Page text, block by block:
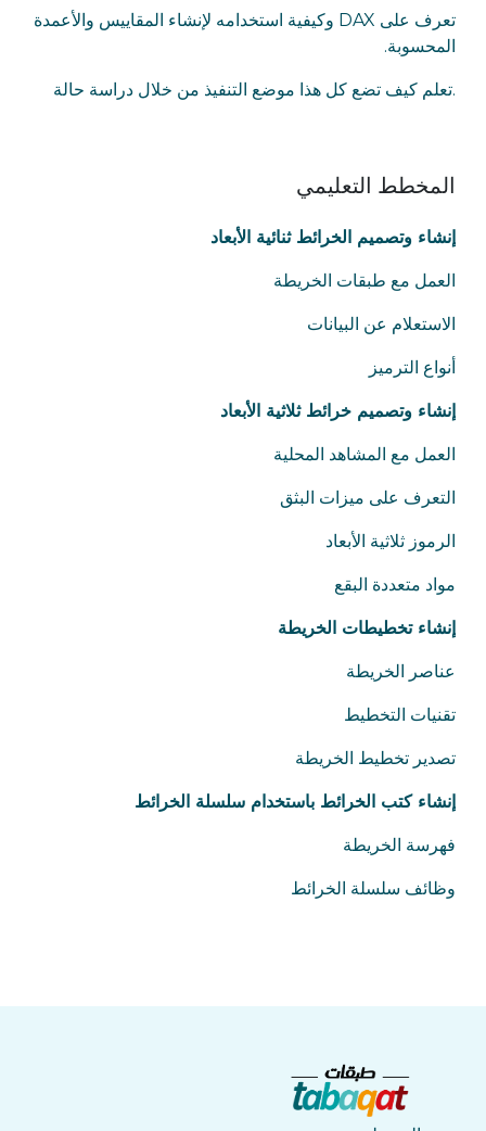
تعرف على DAX وكيفية استخدامه لإنشاء المقاييس والأعمدة
المحسوبة.
.تعلم كيف تضع كل هذا موضع التنفيذ من خلال دراسة حالة
المخطط التعليمي
إنشاء وتصميم الخرائط ثنائية الأبعاد
العمل مع طبقات الخريطة
الاستعلام عن البيانات
أنواع الترميز
إنشاء وتصميم خرائط ثلاثية الأبعاد
العمل مع المشاهد المحلية
التعرف على ميزات البثق
الرموز ثلاثية الأبعاد
مواد متعددة البقع
إنشاء تخطيطات الخريطة
عناصر الخريطة
تقنيات التخطيط
تصدير تخطيط الخريطة
إنشاء كتب الخرائط باستخدام سلسلة الخرائط
فهرسة الخريطة
وظائف سلسلة الخرائط